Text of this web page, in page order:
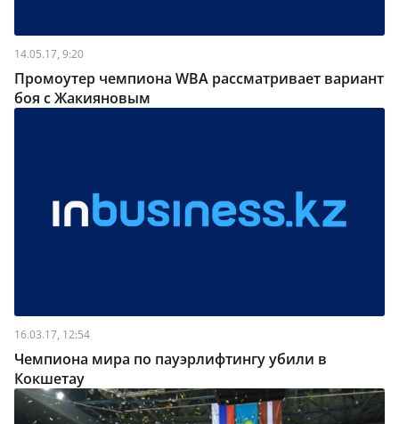
14.05.17, 9:20
Промоутер чемпиона WBA рассматривает вариант
боя с Жакияновым
16.03.17, 12:54
Чемпиона мира по пауэрлифтингу убили в
Кокшетау